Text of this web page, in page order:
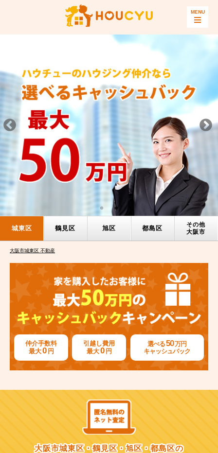
城東区 鶴見区 旭区 都島区
その他
大阪市
大阪市城東区 不動産
仲介手数料
最大0 円
引越し費用
最大0 円
選べる50万円
キャッシュバック
大阪市城東区・鶴見区・旭区・都島区の